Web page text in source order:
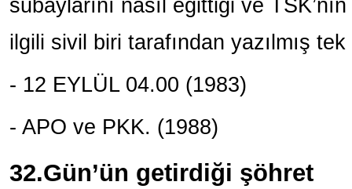
subaylarını nasıl eğittiği ve
ilgili sivil biri tarafından yazılmış
- 12 EYLÜL 04.00 (1983)
- APO ve PKK. (1988)
32.Gün’ün getirdiği şöhret